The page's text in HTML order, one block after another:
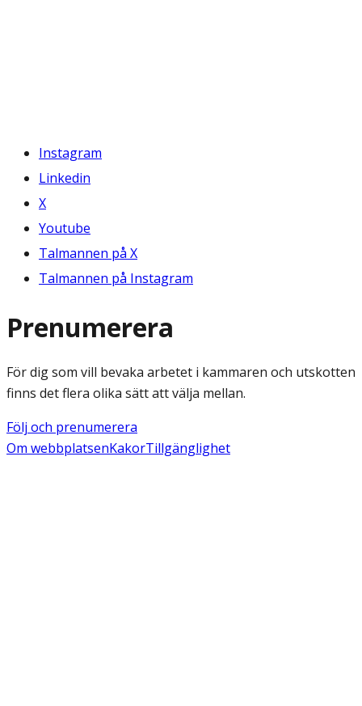
Instagram
Linkedin
X
Youtube
Talmannen på X
Talmannen på Instagram
Prenumerera
För dig som vill bevaka arbetet i kammaren och utskotten
finns det flera olika sätt att välja mellan.
Följ och prenumerera
Om webbplatsenKakorTillgänglighet